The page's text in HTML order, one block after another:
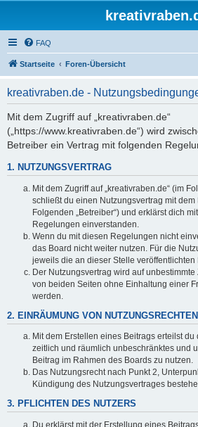
FAQ
Startseite Foren-Übersicht
kreativraben.de -
Mit dem Zugriff auf „kreativraben.de“
(„https://www.kreativraben.de“) wird
Betreiber ein Vertrag mit folgenden
1. NUTZUNGSVERTRAG
Mit dem Zugriff auf „kreativraben.de“ (im
schließt du einen Nutzungsvertrag mit
Folgenden „Betreiber“) und erklärst dich
Regelungen einverstanden.
Wenn du mit diesen Regelungen nicht
das Board nicht weiter nutzen. Für die
jeweils die an dieser Stelle
Der Nutzungsvertrag wird auf
von beiden Seiten ohne Einhaltung einer
werden.
2. EINRÄUMUNG VON NUTZUNGSRECHTEN
Mit dem Erstellen eines Beitrags erteilst
zeitlich und räumlich unbeschränktes und
Beitrag im Rahmen des Boards zu nutzen.
Das Nutzungsrecht nach Punkt 2,
Kündigung des Nutzungsvertrages
3. PFLICHTEN DES NUTZERS
Du erklärst mit der Erstellung eines